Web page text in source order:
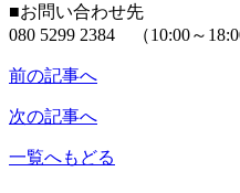
■お問い合わせ先
080 5299 2384 （10:00～
前の記事へ
次の記事へ
一覧へもどる